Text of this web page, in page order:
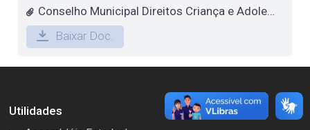
Conselho Municipal Direitos Criança e Adolescente
Baixar Doc.
Utilidades